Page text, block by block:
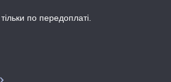
по передоплаті.